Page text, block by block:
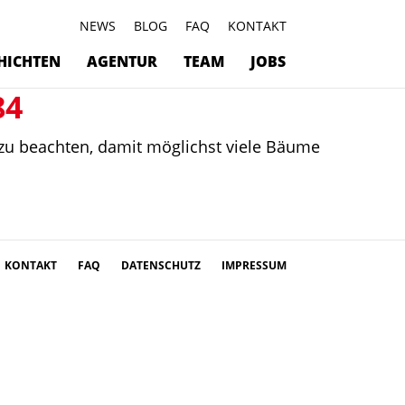
KONTAKT
FAQ
BLOG
NEWS
AGENTUR TEAM JOBS
beachten, damit möglichst viele Bäume
KONTAKT FAQ DATENSCHUTZ IMPRESSUM